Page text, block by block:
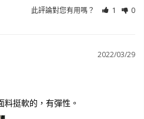
此評論對您有用嗎？ 1 0
2022/03/29
挺軟的，有彈性。